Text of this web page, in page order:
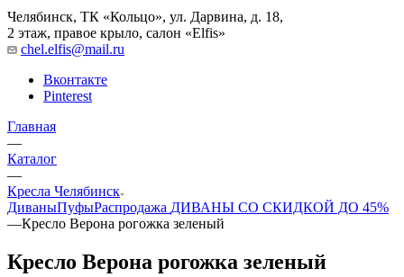
Челябинск, ТК «Кольцо», ул. Дарвина, д. 18,
2 этаж, правое крыло, салон «Elfis»
chel.elfis@mail.ru
Вконтакте
Pinterest
Главная
—
Каталог
—
Кресла Челябинск
ДиваныПуфыРаспродажа ДИВАНЫ СО СКИДКОЙ ДО 45%
—Кресло Верона рогожка зеленый
Кресло Верона рогожка зеленый